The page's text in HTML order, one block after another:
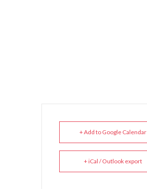
+ Add to Google Calendar
+ iCal / Outlook export